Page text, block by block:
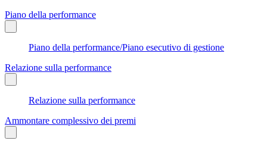
Piano della performance
Piano della performance/Piano esecutivo di gestione
Relazione sulla performance
Relazione sulla performance
Ammontare complessivo dei premi